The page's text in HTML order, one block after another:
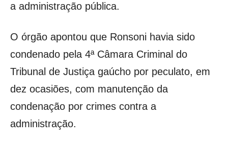
a administração pública.
O órgão apontou que Ronsoni havia sido
condenado pela 4ª Câmara Criminal do
Tribunal de Justiça gaúcho por peculato, em
dez ocasiões, com manutenção da
condenação por crimes contra a
administração.